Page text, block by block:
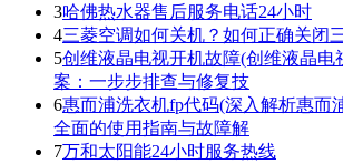
3哈佛热水器售后服务电话24小时
4三菱空调如何关机？如何正确关闭
5创维液晶电视开机故障(创维液晶电
案：一步步排查与修复技
6惠而浦洗衣机fp代码(深入解析惠而
全面的使用指南与故障解
7万和太阳能24小时服务热线